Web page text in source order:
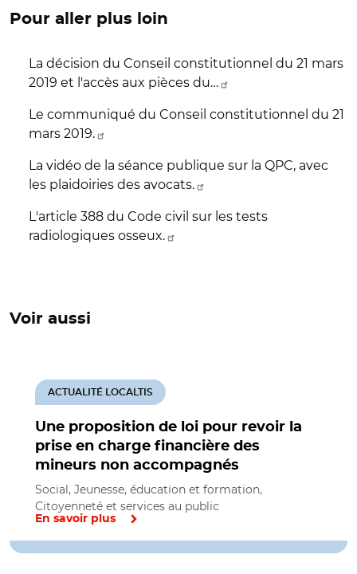
Pour aller plus loin
La décision du Conseil constitutionnel du 21 mars
2019 et l'accès aux pièces du…
Le communiqué du Conseil constitutionnel du 21
mars 2019.
La vidéo de la séance publique sur la QPC, avec
les plaidoiries des avocats.
L'article 388 du Code civil sur les tests
radiologiques osseux.
Voir aussi
Une proposition de loi pour revoir la
prise en charge financière des
mineurs non accompagnés
ACTUALITÉ LOCALTIS
Social, Jeunesse, éducation et formation,
Citoyenneté et services au public
En savoir plus